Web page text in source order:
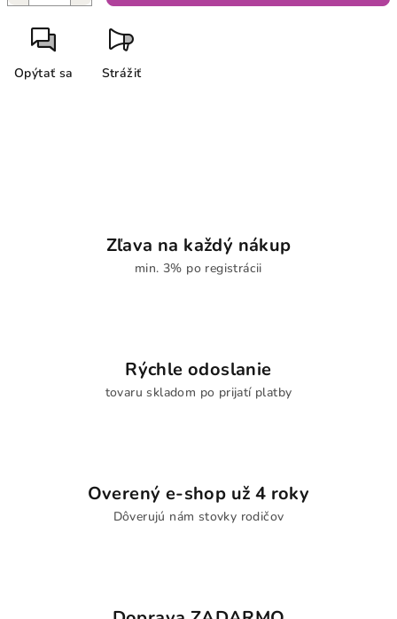
Opýtať sa Strážiť
Zľava na každý nákup
min. 3% po registrácii
Rýchle odoslanie
tovaru skladom po prijatí platby
Overený e-shop už 4 roky
Dôverujú nám stovky rodičov